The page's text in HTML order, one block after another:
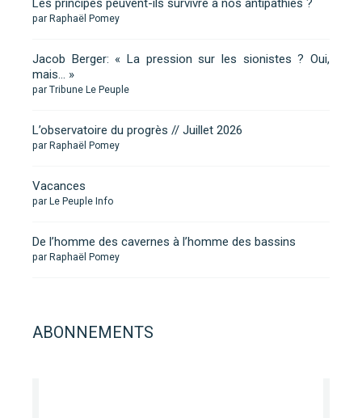
Les principes peuvent-ils survivre à nos antipathies ?
par Raphaël Pomey
Jacob Berger: « La pression sur les sionistes ? Oui,
mais… »
par Tribune Le Peuple
L’observatoire du progrès // Juillet 2026
par Raphaël Pomey
Vacances
par Le Peuple Info
De l’homme des cavernes à l’homme des bassins
par Raphaël Pomey
ABONNEMENTS